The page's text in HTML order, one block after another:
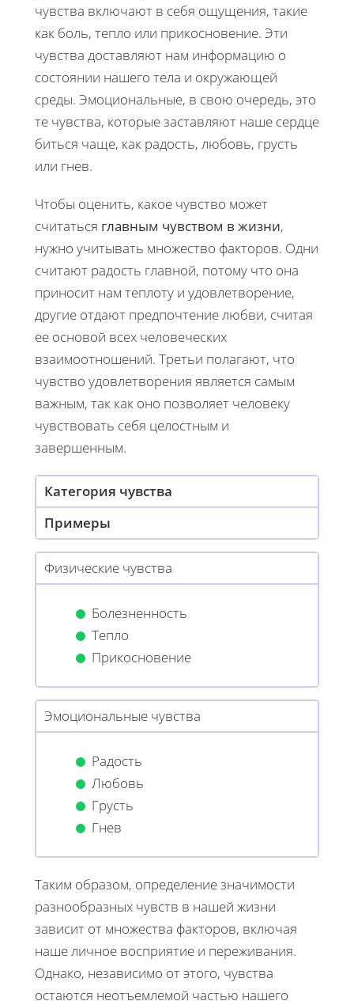
чувства включают в себя ощущения, такие
как боль, тепло или прикосновение. Эти
чувства доставляют нам информацию о
состоянии нашего тела и окружающей
среды. Эмоциональные, в свою очередь, это
те чувства, которые заставляют наше сердце
биться чаще, как радость, любовь, грусть
или гнев.
Чтобы оценить, какое чувство может
считаться главным чувством в жизни,
нужно учитывать множество факторов. Одни
считают радость главной, потому что она
приносит нам теплоту и удовлетворение,
другие отдают предпочтение любви, считая
ее основой всех человеческих
взаимоотношений. Третьи полагают, что
чувство удовлетворения является самым
важным, так как оно позволяет человеку
чувствовать себя целостным и
завершенным.
Категория чувства
Примеры
Физические чувства
Болезненность
Тепло
Прикосновение
Эмоциональные чувства
Радость
Любовь
Грусть
Гнев
Таким образом, определение значимости
разнообразных чувств в нашей жизни
зависит от множества факторов, включая
наше личное восприятие и переживания.
Однако, независимо от этого, чувства
остаются неотъемлемой частью нашего